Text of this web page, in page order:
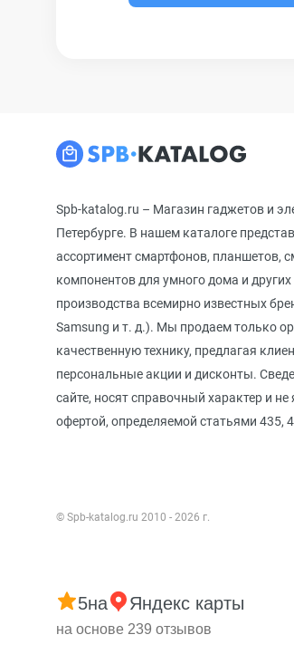
Spb-katalog.ru – Магазин гаджетов и
Петербурге. В нашем каталоге
ассортимент смартфонов, планшетов,
компонентов для умного дома и
производства всемирно известных
Samsung и т. д.). Мы продаем только
качественную технику, предлагая
персональные акции и дисконты.
сайте, носят справочный характер и
офертой, определяемой статьями 435,
© Spb-katalog.ru 2010 - 2026 г.
5на Яндекс карты
на основе 239 отзывов